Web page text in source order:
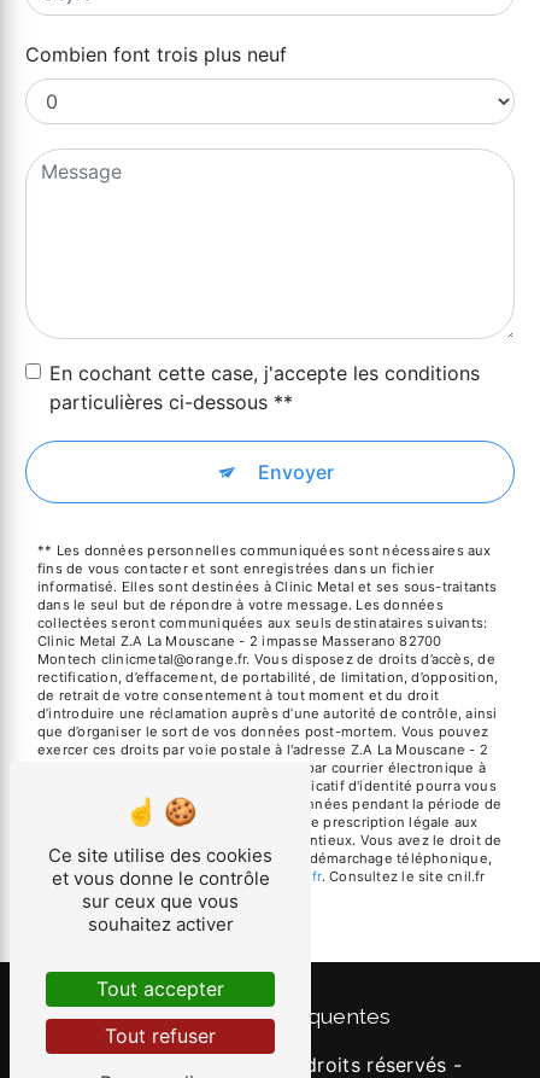
Combien font trois plus neuf
En cochant cette case, j'accepte les conditions
particulières ci-dessous **
Envoyer
** Les données personnelles communiquées sont nécessaires aux
fins de vous contacter et sont enregistrées dans un fichier
informatisé. Elles sont destinées à Clinic Metal et ses sous-traitants
dans le seul but de répondre à votre message. Les données
collectées seront communiquées aux seuls destinataires suivants:
Clinic Metal Z.A La Mouscane - 2 impasse Masserano 82700
Montech clinicmetal@orange.fr. Vous disposez de droits d’accès, de
rectification, d’effacement, de portabilité, de limitation, d’opposition,
de retrait de votre consentement à tout moment et du droit
d’introduire une réclamation auprès d’une autorité de contrôle, ainsi
que d’organiser le sort de vos données post-mortem. Vous pouvez
exercer ces droits par voie postale à l'adresse Z.A La Mouscane - 2
impasse Masserano 82700 Montech ou par courrier électronique à
l'adresse clinicmetal@orange.fr. Un justificatif d'identité pourra vous
être demandé. Nous conservons vos données pendant la période de
prise de contact puis pendant la durée de prescription légale aux
fins probatoires et de gestion des contentieux. Vous avez le droit de
vous inscrire sur la liste d'opposition au démarchage téléphonique,
disponible à cette adresse:Bloctel.gouv.fr. Consultez le site cnil.fr
pour plus d’informations sur vos droits.
Recherches fréquentes
- 2026 - Tous droits réservés -
Ce site utilise des cookies
et vous donne le contrôle
sur ceux que vous
souhaitez activer
Tout accepter
Tout refuser